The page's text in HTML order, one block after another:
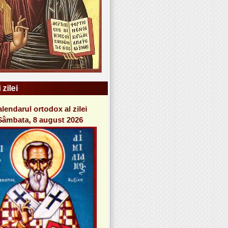
zilei
ortodox al zilei
8 august 2026